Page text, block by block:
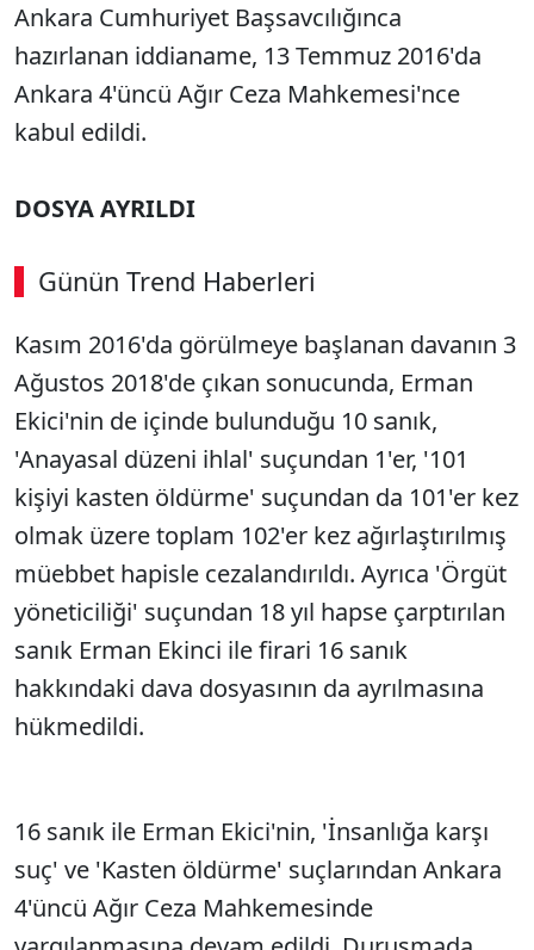
Ankara Cumhuriyet Başsavcılığınca
hazırlanan iddianame, 13 Temmuz 2016'da
Ankara 4'üncü Ağır Ceza Mahkemesi'nce
kabul edildi.
DOSYA AYRILDI
Günün Trend Haberleri
Kasım 2016'da görülmeye başlanan davanın 3
Ağustos 2018'de çıkan sonucunda, Erman
Ekici'nin de içinde bulunduğu 10 sanık,
'Anayasal düzeni ihlal' suçundan 1'er, '101
kişiyi kasten öldürme' suçundan da 101'er kez
olmak üzere toplam 102'er kez ağırlaştırılmış
müebbet hapisle cezalandırıldı. Ayrıca 'Örgüt
yöneticiliği' suçundan 18 yıl hapse çarptırılan
sanık Erman Ekinci ile firari 16 sanık
hakkındaki dava dosyasının da ayrılmasına
hükmedildi.
16 sanık ile Erman Ekici'nin, 'İnsanlığa karşı
suç' ve 'Kasten öldürme' suçlarından Ankara
4'üncü Ağır Ceza Mahkemesinde